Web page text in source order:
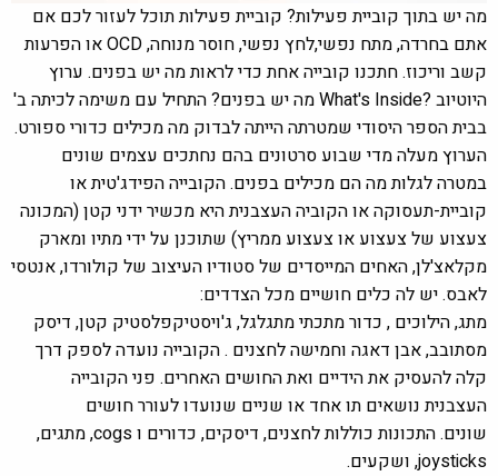
מה יש בתוך קוביית פעילות? קוביית פעילות תוכל לעזור לכם אם
אתם בחרדה, מתח נפשי,לחץ נפשי, חוסר מנוחה, OCD או הפרעות
קשב וריכוז. חתכנו קובייה אחת כדי לראות מה יש בפנים. ערוץ
היוטיוב?What's Inside מה יש בפנים?
התחיל עם משימה לכיתה ב'
בבית הספר היסודי שמטרתה הייתה לבדוק מה מכילים כדורי ספורט.
הערוץ מעלה מדי שבוע סרטונים בהם נחתכים עצמים שונים
במטרה לגלות מה הם מכילים בפנים.הקובייה הפידג'טית או
קוביית-תעסוקה או הקוביה העצבנית היא מכשיר ידני קטן (המכונה
צעצוע של צעצוע או צעצוע ממריץ) שתוכנן על ידי מתיו ומארק
מקלאצ'לן, האחים המייסדים של סטודיו העיצוב של קולורדו, אנטסי
לאבס.יש לה כלים חושיים מכל הצדדים:
מתג, הילוכים , כדור מתכתי מתגלגל, ג'ויסטיקפלסטיק קטן, דיסק
מסתובב, אבן דאגה וחמישה לחצנים . הקובייה נועדה לספק דרך
קלה להעסיק את הידיים ואת החושים האחרים.פניהקובייה
העצבנית נושאים תו אחד או שניים שנועדו לעורר חושים
שונים.
התכונות כוללות לחצנים, דיסקים, כדורים ו cogs, מתגים,
joysticks, ושקעים.